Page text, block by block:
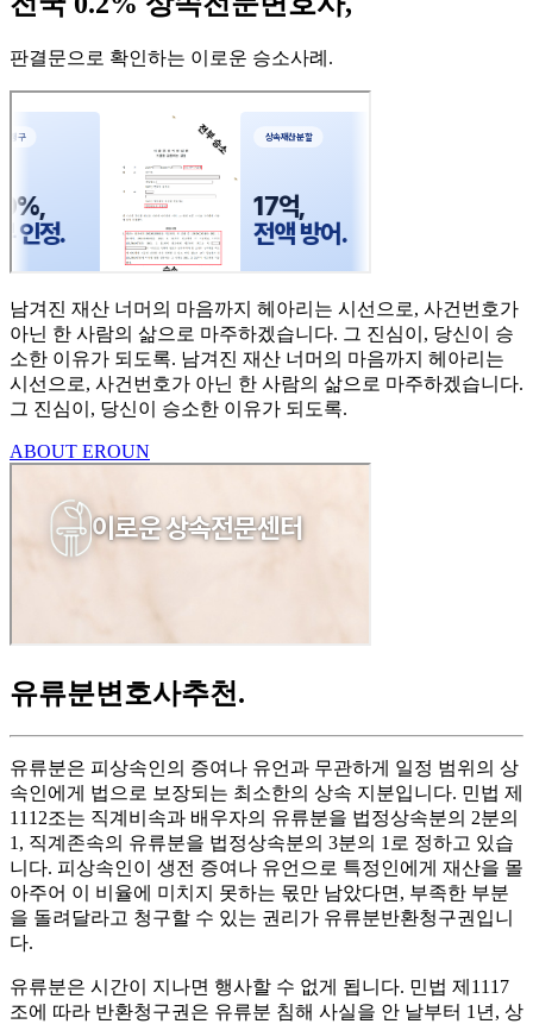
판결문으로 확인하는 이로운 승소사례 .
남겨진 재산 너머의 마음까지 헤아리는 시선으로, 사건번호가
아닌 한 사람의 삶으로 마주하겠습니다. 그 진심이, 당신이 승
소한 이유가 되도록. 남겨진 재산 너머의 마음까지 헤아리는
시선으로, 사건번호가 아닌 한 사람의 삶으로 마주하겠습니다.
그 진심이, 당신이 승소한 이유가 되도록.
ABOUT EROUN
유류분변호사추천.
유류분은 피상속인의 증여나 유언과 무관하게 일정 범위의 상
속인에게 법으로 보장되는 최소한의 상속 지분입니다. 민법 제
1112조는 직계비속과 배우자의 유류분을 법정상속분의 2분의
1, 직계존속의 유류분을 법정상속분의 3분의 1로 정하고 있습
니다. 피상속인이 생전 증여나 유언으로 특정인에게 재산을 몰
아주어 이 비율에 미치지 못하는 몫만 남았다면, 부족한 부분
을 돌려달라고 청구할 수 있는 권리가 유류분반환청구권입니
다.
유류분은 시간이 지나면 행사할 수 없게 됩니다. 민법 제1117
조에 따라 반환청구권은 유류분 침해 사실을 안 날부터 1년, 상